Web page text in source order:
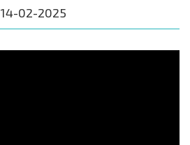
14-02-2025